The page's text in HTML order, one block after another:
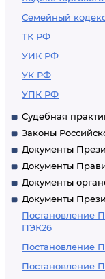
Семейный
ТК РФ
УИК РФ
УК РФ
УПК РФ
Судебная
Законы
Документы
Документы
Документы
Документы
Постановление
ПЭК26
Постановление
Постановление